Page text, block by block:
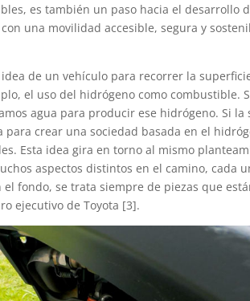
es también un paso hacia el desarrollo
una movilidad accesible, segura y
de un vehículo para recorrer la
el uso del hidrógeno como combustible.
agua para producir ese hidrógeno. Si la
crear una sociedad basada en el
Esta idea gira en torno al mismo
aspectos distintos en el camino, cada
fondo, se trata siempre de piezas que
ejecutivo de Toyota [3].